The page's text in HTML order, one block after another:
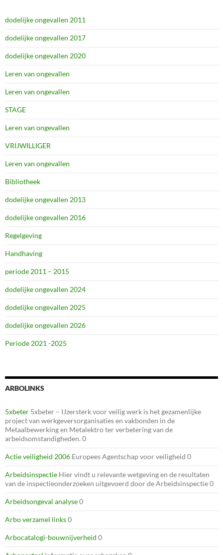
dodelijke ongevallen 2011
dodelijke ongevallen 2017
dodelijke ongevallen 2020
Leren van ongevallen
Leren van ongevallen
STAGE
Leren van ongevallen
VRIJWILLIGER
Leren van ongevallen
Bibliotheek
dodelijke ongevallen 2013
dodelijke ongevallen 2016
Regelgeving
Handhaving
periode 2011 – 2015
dodelijke ongevallen 2024
dodelijke ongevallen 2025
dodelijke ongevallen 2026
Periode 2021 -2025
ARBOLINKS
5xbeter 5xbeter – IJzersterk voor veilig werk is het gezamenlijke
project van werkgeversorganisaties en vakbonden in de
Metaalbewerking en Metalektro ter verbetering van de
arbeidsomstandigheden. 0
Actie veiligheid 2006 Europees Agentschap voor veiligheid 0
Arbeidsinspectie Hier vindt u relevante wetgeving en de resultaten
van de inspectieonderzoeken uitgevoerd door de Arbeidsinspectie 0
Arbeidsongeval analyse0
Arbo verzamel links0
Arbocatalogi-bouwnijverheid 0